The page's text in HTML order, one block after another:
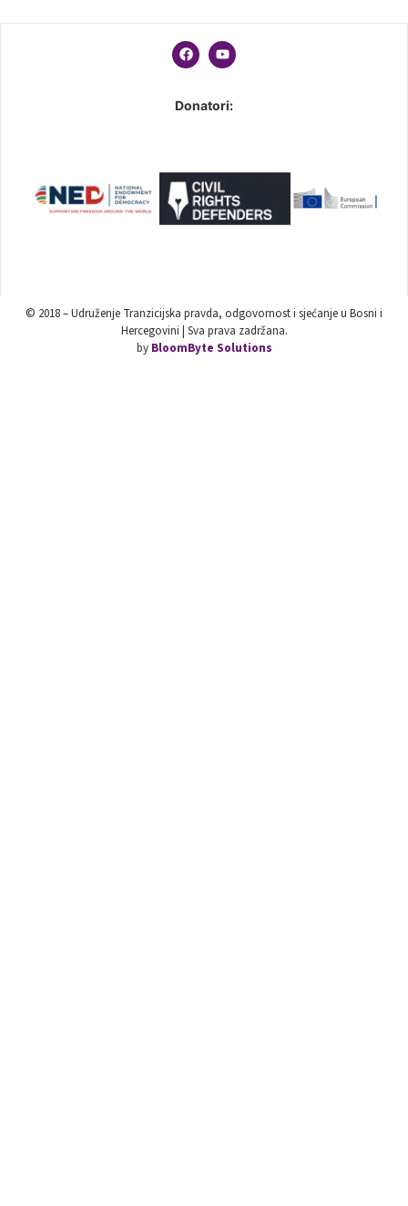
Donatori:
© 2018 – Udruženje Tranzicijska pravda, odgovornost i sjećanje u Bosni i
Hercegovini | Sva prava zadržana.
by BloomByte Solutions